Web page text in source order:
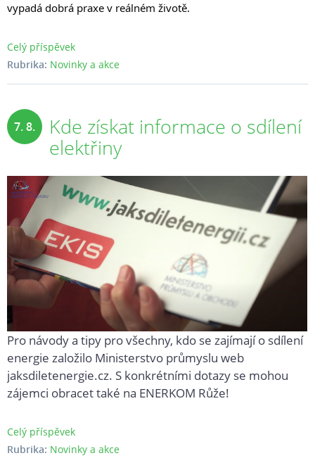
vypadá dobrá praxe v reálném životě.
Celý příspěvek
Rubrika: Novinky a akce
7. 8.
Kde získat informace o sdílení
elektřiny
Pro návody a tipy pro všechny, kdo se zajímají o sdílení
energie založilo Ministerstvo průmyslu web
jaksdiletenergie.cz. S konkrétními dotazy se mohou
zájemci obracet také na ENERKOM Růže!
Celý příspěvek
Rubrika: Novinky a akce